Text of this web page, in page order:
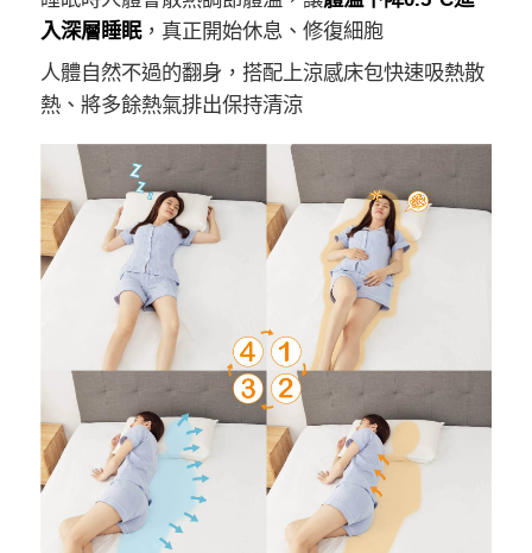
入深層睡眠，真正開始休息、修復細胞
人體自然不過的翻身，搭配上涼感床包快速吸熱散
熱、將多餘熱氣排出保持清涼